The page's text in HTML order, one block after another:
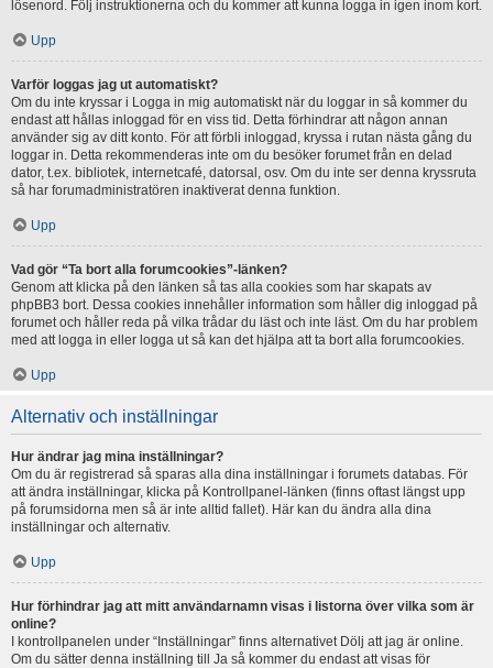
lösenord. Följ instruktionerna och du kommer att kunna logga in igen inom kort.
Upp
Varför loggas jag ut automatiskt?
Om du inte kryssar i Logga in mig automatiskt när du loggar in så kommer du
endast att hållas inloggad för en viss tid. Detta förhindrar att någon annan
använder sig av ditt konto. För att förbli inloggad, kryssa i rutan nästa gång du
loggar in. Detta rekommenderas inte om du besöker forumet från en delad
dator, t.ex. bibliotek, internetcafé, datorsal, osv. Om du inte ser denna kryssruta
så har forumadministratören inaktiverat denna funktion.
Upp
Vad gör “Ta bort alla forumcookies”-länken?
Genom att klicka på den länken så tas alla cookies som har skapats av
phpBB3 bort. Dessa cookies innehåller information som håller dig inloggad på
forumet och håller reda på vilka trådar du läst och inte läst. Om du har problem
med att logga in eller logga ut så kan det hjälpa att ta bort alla forumcookies.
Upp
Alternativ och inställningar
Hur ändrar jag mina inställningar?
Om du är registrerad så sparas alla dina inställningar i forumets databas. För
att ändra inställningar, klicka på Kontrollpanel-länken (finns oftast längst upp
på forumsidorna men så är inte alltid fallet). Här kan du ändra alla dina
inställningar och alternativ.
Upp
Hur förhindrar jag att mitt användarnamn visas i listorna över vilka som är
online?
I kontrollpanelen under “Inställningar” finns alternativet Dölj att jag är online.
Om du sätter denna inställning till Ja så kommer du endast att visas för